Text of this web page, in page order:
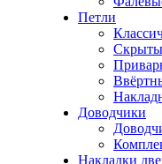
Петли
Доводчики
Накладки